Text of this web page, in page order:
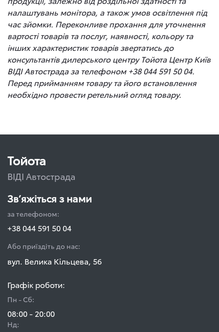
налаштувань монітора, а також умов освітлення під
час зйомки. Переконливе прохання для уточнення
вартості товарів та послуг, наявності, кольору та
інших характеристик товарів звертатись до
консультантів дилерського центру Тойота Центр Київ
ВІДІ Автострада за телефоном +38 044 591 50 04.
Перед прийманням товару та його встановлення
необхідно провести ретельний огляд товару.
Тойота
ВІДІ Автострада
Зв’яжіться з нами
за телефоном:
+38 044 591 50 04
Або приїздіть до нас:
вул. Велика Кільцева, 56
Графік роботи:
Пн - Сб:
08:00 - 20:00
Нд: